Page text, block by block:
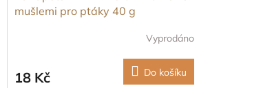
mušlemi pro ptáky 40 g
Vyprodáno
18 Kč Do košíku